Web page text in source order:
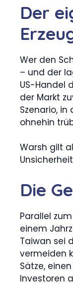
Der
Wer den
– und der
US-Handel
der Markt
Szenario,
ohnehin
Warsh gilt
Die
Parallel
einem
Taiwan sei
vermeiden
Sätze,
Investoren